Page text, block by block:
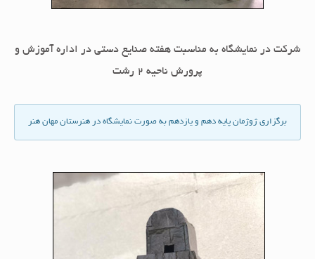
شركت در نمايشگاه به مناسبت هفته صنايع دستى در اداره آموزش و
پرورش ناحيه 2 رشت
برگزارى ژوژمان پايه دهم و يازدهم به صورت نمايشگاه در هنرستان مهان هنر